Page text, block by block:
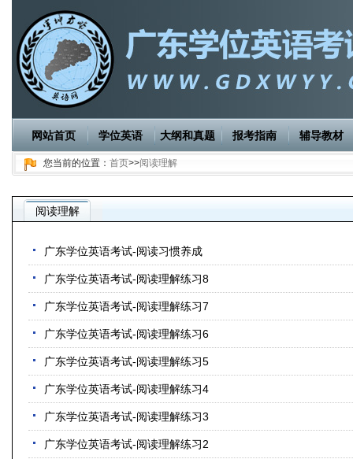
网站首页 学位英语 大纲和真题 报考指南 辅导教材
您当前的位置： 首页>>阅读理解
阅读理解
广东学位英语考试-阅读习惯养成
广东学位英语考试-阅读理解练习8
广东学位英语考试-阅读理解练习7
广东学位英语考试-阅读理解练习6
广东学位英语考试-阅读理解练习5
广东学位英语考试-阅读理解练习4
广东学位英语考试-阅读理解练习3
广东学位英语考试-阅读理解练习2